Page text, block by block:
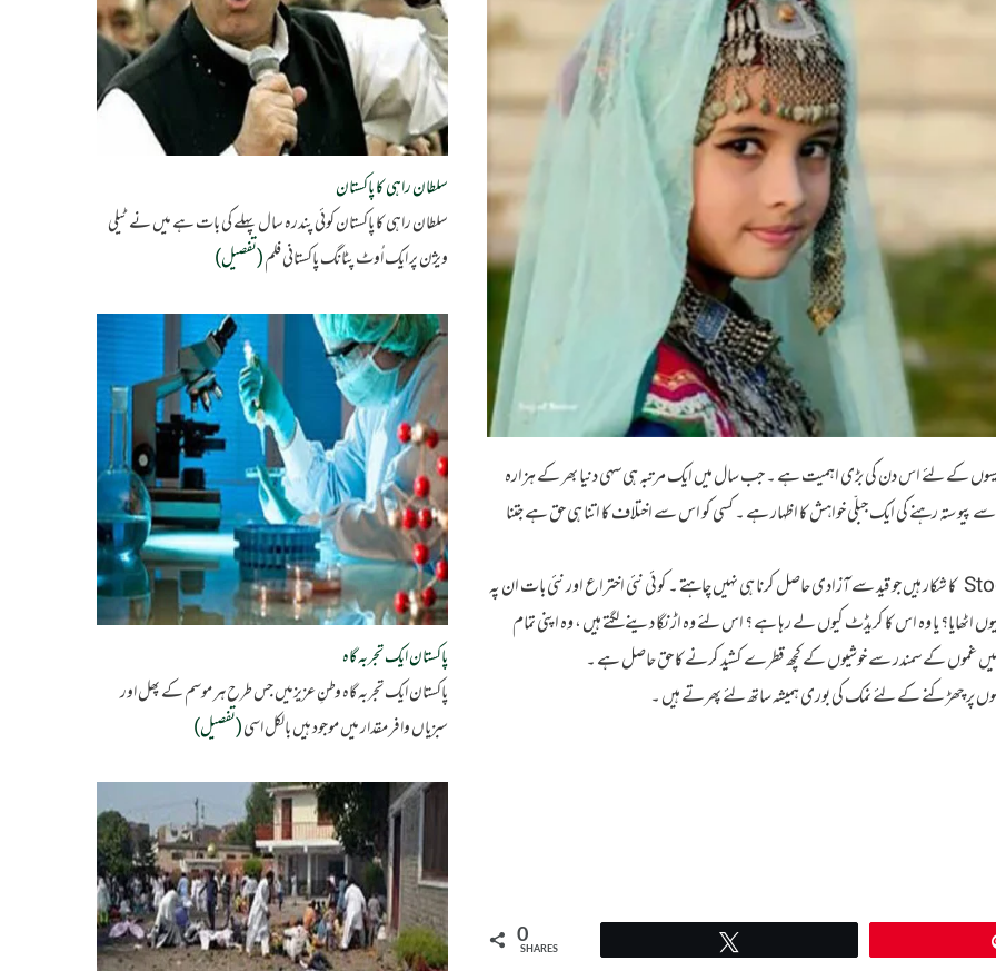
کے لئے اس دن کی بڑی اہمیت ہے ۔ جب سال میں ایک مرتبہ ہی سہی دنیا بھر کے ہزارہ
رہنے کی ایک جبلّی خواہش کا اظہار ہے ۔ کسی کو اس سے اختلاف کا اتنا ہی حق ہے جتنا
میرے خیال میں ہم یا ہم میں سے بعض لوگ Stockholm Syndrome کا شکار ہیں جو قید سے آزادی حاصل کرنا ہی نہیں چاہتے ۔ کوئی نئی اختراع اور نئی بات ان پہ
یا وہ اس کا کریڈٹ کیوں لے رہا ہے ؟ اس لئے وہ اڑنگا دینے لگتے ہیں ، وہ اپنی تمام
غموں کے سمندر سے خوشیوں کے کچھ قطرے کشید کرنے کا حق حاصل ہے ۔
پر چھڑکنے کے لئے نمک کی بوری ہمیشہ ساتھ لئے پھرتے ہیں ۔
0
SHARES
سلطان راہی کا پاکستان
سلطان راہی کا پاکستان کوئی پندرہ سال پہلے کی بات ہے میں نے ٹیلی
ویژن پر ایک اُوٹ پٹانگ پاکستانی فلم(تفصیل)
پاکستان ایک تجربہ گاہ
پاکستان ایک تجربہ گاہ وطنِ عزیزمیں جس طرح ہر موسم کے پھل اور
سبزیاں وافر مقدار میں موجود ہیں بالکل اسی(تفصیل)